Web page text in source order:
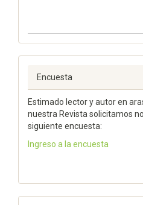
Encuesta
Estimado lector y autor en
nuestra Revista solicitamos
siguiente encuesta:
Ingreso a la encuesta